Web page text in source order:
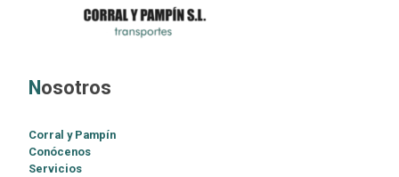
Nosotros
Corral y Pampín
Conócenos
Servicios